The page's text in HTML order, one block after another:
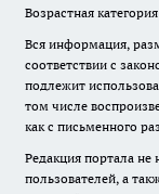
Возрастная
Вся информация,
соответствии с
подлежит
том числе
как с письменного
Редакция портала не
пользователей, а